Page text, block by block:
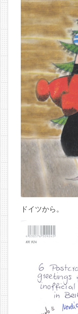
ドイツから。